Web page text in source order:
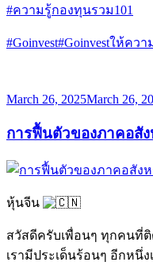
#ความรู้กองทุนรวม101
#Goinvest#Goinvestให้คว
Posted
March 26, 2025March 26,
การฟื้นตัวของภาคอสั
หุ้นจีน
สวัสดีครับเพื่อนๆ ทุกคนที่
เรามีประเด็นร้อนๆ อีกหนึ่